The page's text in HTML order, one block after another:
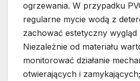
ogrzewania. W przypadku
regularne mycie wodą z
zachować estetyczny wygląd
Niezależnie od materiału
monitorować działanie
otwierających i